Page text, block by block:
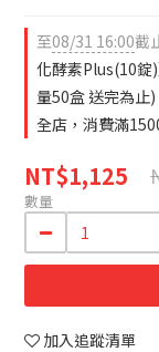
至08/31 16:00截
化酵素Plus(10錠
量50盒 送完為止)
全店，消費滿
NT$1,125
數量
加入追蹤清單